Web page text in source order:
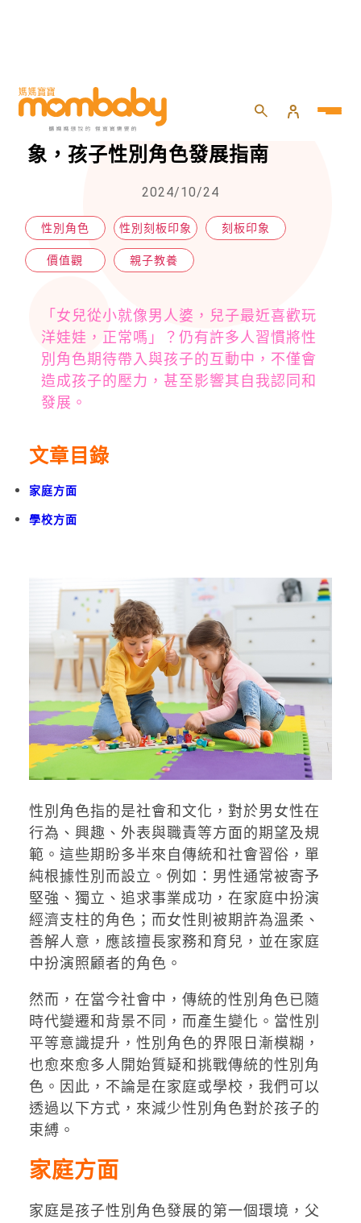
HOME 親子 親子教養
【培果教育專欄】打破性別刻板印
象，孩子性別角色發展指南
2024/10/24
性別角色 性別刻板印象 刻板印象
價值觀 親子教養
「女兒從小就像男人婆，兒子最近喜歡玩
洋娃娃，正常嗎」？仍有許多人習慣將性
別角色期待帶入與孩子的互動中，不僅會
造成孩子的壓力，甚至影響其自我認同和
發展。
文章目錄
家庭方面
學校方面
性別角色指的是社會和文化，對於男女性在
行為、興趣、外表與職責等方面的期望及規
範。這些期盼多半來自傳統和社會習俗，單
純根據性別而設立。例如：男性通常被寄予
堅強、獨立、追求事業成功，在家庭中扮演
經濟支柱的角色；而女性則被期許為溫柔、
善解人意，應該擅長家務和育兒，並在家庭
中扮演照顧者的角色。
然而，在當今社會中，傳統的性別角色已隨
時代變遷和背景不同，而產生變化。當性別
平等意識提升，性別角色的界限日漸模糊，
也愈來愈多人開始質疑和挑戰傳統的性別角
色。因此，不論是在家庭或學校，我們可以
透過以下方式，來減少性別角色對於孩子的
束縛。
家庭方面
家庭是孩子性別角色發展的第一個環境，父